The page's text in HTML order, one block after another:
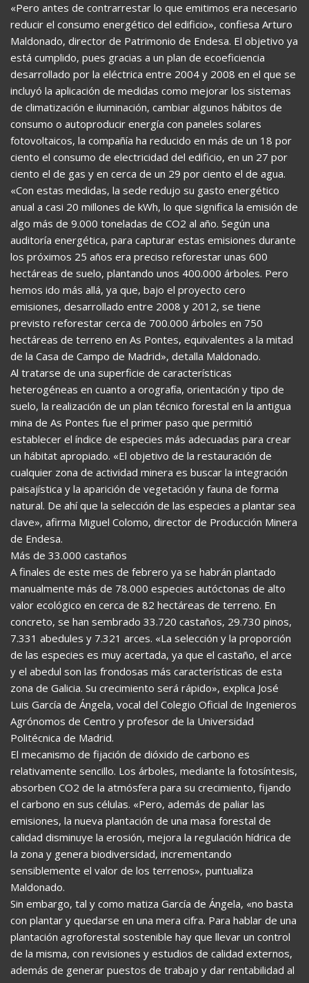
«Pero antes de contrarrestar lo que emitimos era necesario
reducir el consumo energético del edificio», confiesa Arturo
Maldonado, director de Patrimonio de Endesa. El objetivo ya
está cumplido, pues gracias a un plan de ecoeficiencia
desarrollado por la eléctrica entre 2004 y 2008 en el que se
incluyó la aplicación de medidas como mejorar los sistemas
de climatización e iluminación, cambiar algunos hábitos de
consumo o autoproducir energía con paneles solares
fotovoltaicos, la compañía ha reducido en más de un 18 por
ciento el consumo de electricidad del edificio, en un 27 por
ciento el de gas y en cerca de un 29 por ciento el de agua.
«Con estas medidas, la sede redujo su gasto energético
anual a casi 20 millones de kWh, lo que significa la emisión de
algo más de 9.000 toneladas de CO2 al año. Según una
auditoría energética, para capturar estas emisiones durante
los próximos 25 años era preciso reforestar unas 600
hectáreas de suelo, plantando unos 400.000 árboles. Pero
hemos ido más allá, ya que, bajo el proyecto cero
emisiones, desarrollado entre 2008 y 2012, se tiene
previsto reforestar cerca de 700.000 árboles en 750
hectáreas de terreno en As Pontes, equivalentes a la mitad
de la Casa de Campo de Madrid», detalla Maldonado.
Al tratarse de una superficie de características
heterogéneas en cuanto a orografía, orientación y tipo de
suelo, la realización de un plan técnico forestal en la antigua
mina de As Pontes fue el primer paso que permitió
establecer el índice de especies más adecuadas para crear
un hábitat apropiado. «El objetivo de la restauración de
cualquier zona de actividad minera es buscar la integración
paisajística y la aparición de vegetación y fauna de forma
natural. De ahí que la selección de las especies a plantar sea
clave», afirma Miguel Colomo, director de Producción Minera
de Endesa.
Más de 33.000 castaños
A finales de este mes de febrero ya se habrán plantado
manualmente más de 78.000 especies autóctonas de alto
valor ecológico en cerca de 82 hectáreas de terreno. En
concreto, se han sembrado 33.720 castaños, 29.730 pinos,
7.331 abedules y 7.321 arces. «La selección y la proporción
de las especies es muy acertada, ya que el castaño, el arce
y el abedul son las frondosas más características de esta
zona de Galicia. Su crecimiento será rápido», explica José
Luis García de Ángela, vocal del Colegio Oficial de Ingenieros
Agrónomos de Centro y profesor de la Universidad
Politécnica de Madrid.
El mecanismo de fijación de dióxido de carbono es
relativamente sencillo. Los árboles, mediante la fotosíntesis,
absorben CO2 de la atmósfera para su crecimiento, fijando
el carbono en sus células. «Pero, además de paliar las
emisiones, la nueva plantación de una masa forestal de
calidad disminuye la erosión, mejora la regulación hídrica de
la zona y genera biodiversidad, incrementando
sensiblemente el valor de los terrenos», puntualiza
Maldonado.
Sin embargo, tal y como matiza García de Ángela, «no basta
con plantar y quedarse en una mera cifra. Para hablar de una
plantación agroforestal sostenible hay que llevar un control
de la misma, con revisiones y estudios de calidad externos,
además de generar puestos de trabajo y dar rentabilidad al